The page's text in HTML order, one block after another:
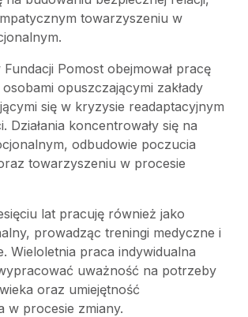
towarzyszeniu w
Pomost obejmował pracę
opuszczającymi zakłady
się w kryzysie readaptacyjnym
Działania koncentrowały się na
odbudowie poczucia
towarzyszeniu w procesie
lat pracuję również jako
prowadząc treningi medyczne i
Wieloletnia praca indywidualna
uważność na potrzeby
oraz umiejętność
w procesie zmiany.